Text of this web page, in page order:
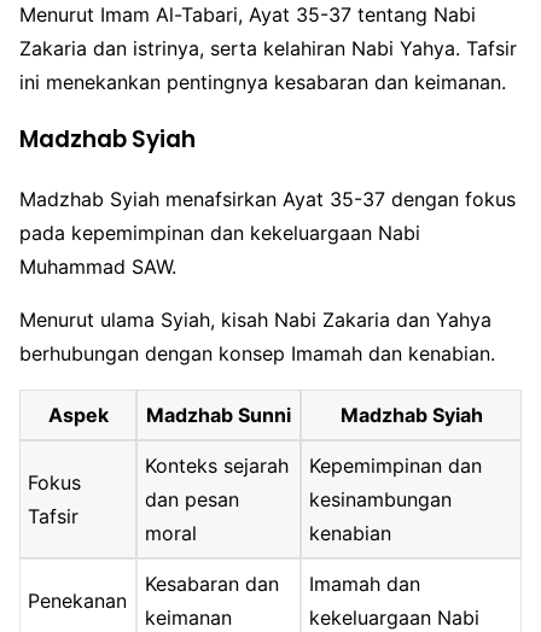
Menurut Imam Al-Tabari, Ayat 35-37 tentang Nabi
Zakaria dan istrinya, serta kelahiran Nabi Yahya. Tafsir
ini menekankan pentingnya kesabaran dan keimanan.
Madzhab Syiah
Madzhab Syiah menafsirkan Ayat 35-37 dengan fokus
pada kepemimpinan dan kekeluargaan Nabi
Muhammad SAW.
Menurut ulama Syiah, kisah Nabi Zakaria dan Yahya
berhubungan dengan konsep Imamah dan kenabian.
Aspek Madzhab Sunni Madzhab Syiah
Fokus
Tafsir
Konteks sejarah
dan pesan
moral
Kepemimpinan dan
kesinambungan
kenabian
Penekanan
Kesabaran dan
keimanan
Imamah dan
kekeluargaan Nabi